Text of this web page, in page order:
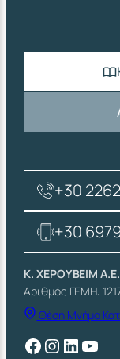
+30
+30
Κ. ΧΕΡΟΥΒΕΙΜ Α.Ε.
Αριθμός ΓΕΜΗ:
Θέση Μνήμα
Facebook Instagram Linkedin YouTube